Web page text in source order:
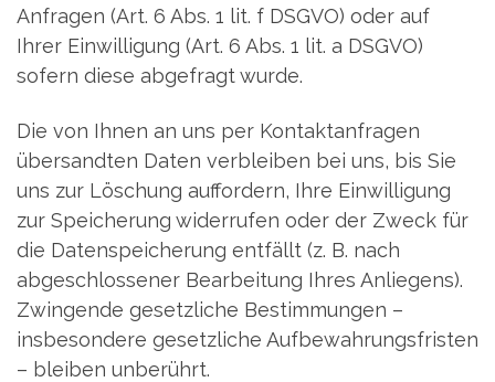
Anfragen (Art. 6 Abs. 1 lit. f DSGVO) oder auf
Ihrer Einwilligung (Art. 6 Abs. 1 lit. a DSGVO)
sofern diese abgefragt wurde.
Die von Ihnen an uns per Kontaktanfragen
übersandten Daten verbleiben bei uns, bis Sie
uns zur Löschung auffordern, Ihre Einwilligung
zur Speicherung widerrufen oder der Zweck für
die Datenspeicherung entfällt (z. B. nach
abgeschlossener Bearbeitung Ihres Anliegens).
Zwingende gesetzliche Bestimmungen –
insbesondere gesetzliche Aufbewahrungsfristen
– bleiben unberührt.